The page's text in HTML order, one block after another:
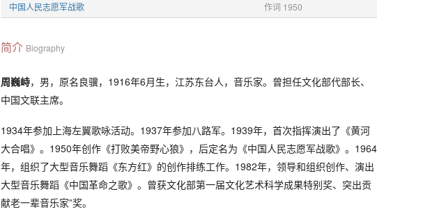
中国人民志愿军战歌 作词 1950
简介 Biography
周巍峙，男，原名良骥，1916年6月生，江苏东台人，音乐家。曾担任文化部代部长、
中国文联主席。
1934年参加上海左翼歌咏活动。1937年参加八路军。1939年，首次指挥演出了《黄河
大合唱》。1950年创作《打败美帝野心狼》，后定名为《中国人民志愿军战歌》。1964
年，组织了大型音乐舞蹈《东方红》的创作排练工作。1982年，领导和组织创作、演出
大型音乐舞蹈《中国革命之歌》。曾获文化部第一届文化艺术科学成果特别奖、突出贡
献老一辈音乐家”奖。